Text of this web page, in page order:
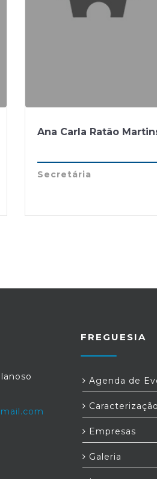
Ana Carla Ratão
Secretária
FREGUESIA
Agenda de
Caracterização
Empresas
Galeria